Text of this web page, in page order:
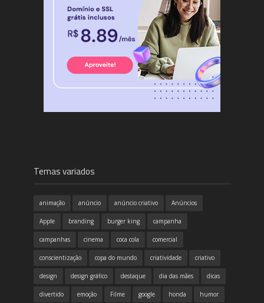
Temas variados
animação anúncio anúncio criativo Anúncios
Apple branding burger king campanha
campanhas cinema coca cola comercial
conscientização copa do mundo criatividade criativo
design design gráfico destaque dia das mães dicas
divertido emoção Filme google honda humor